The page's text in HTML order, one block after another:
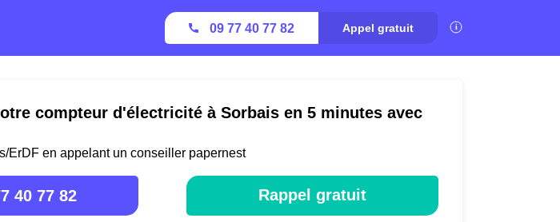
09 77 40 77 82 Appel gratuit
compteur d'électricité à Sorbais en 5 minutes avec
ErDF en appelant un conseiller papernest
40 77 82 Rappel gratuit